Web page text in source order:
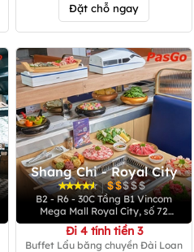
Đặt chỗ ngay
Shang Chi - Royal City
|
B2 - R6 - 30C Tầng B1 Vincom
Mega Mall Royal City, số 72
Nguyễn Trãi, Q. Thanh Xuân
Đi 4 tính tiền 3
Buffet Lẩu băng chuyền Đài Loan